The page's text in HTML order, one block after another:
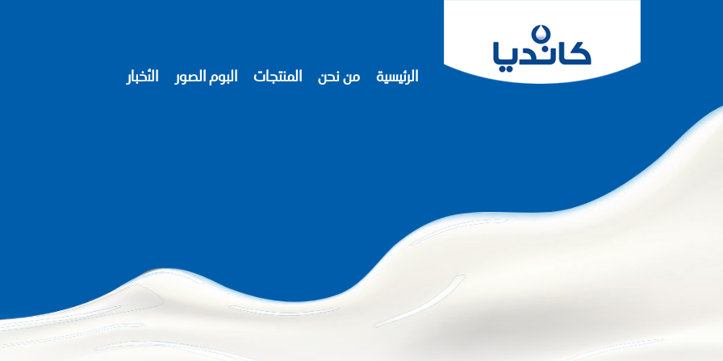
الرئيسية من نحن المنتجات البوم الصور الأخبار